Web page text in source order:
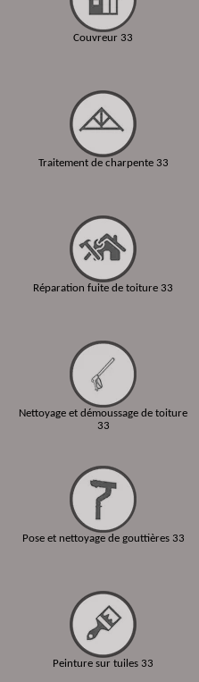
Couvreur 33
Traitement de charpente 33
Réparation fuite de toiture 33
Nettoyage et démoussage de toiture
33
Pose et nettoyage de gouttières 33
Peinture sur tuiles 33